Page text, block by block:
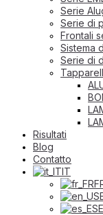
Serie
Serie di
Frontali
Sistema
Serie di
Risultati
Blog
Contatto
IT